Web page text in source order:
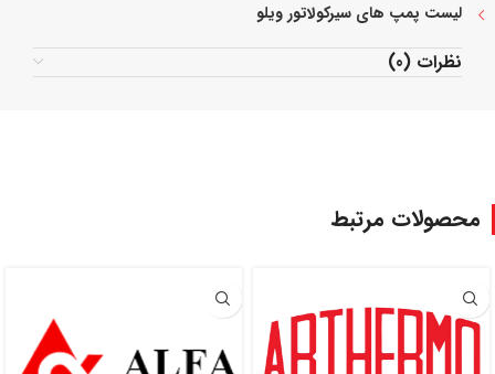
لیست پمپ های سیرکولاتور ویلو
نظرات (0)
محصولات مرتبط